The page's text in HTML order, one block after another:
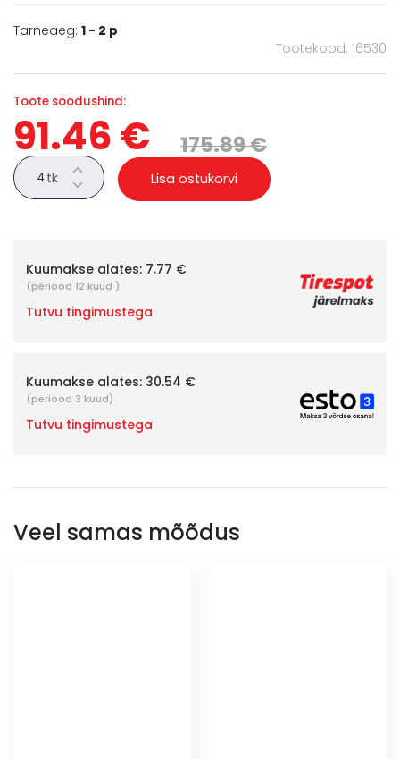
Tarneaeg: 1 - 2 p
Tootekood: 16530
Toote soodushind:
91.46 € 175.89 €
tk Lisa ostukorvi
Kuumakse alates: 7.77 €
(periood 12 kuud )
Tutvu tingimustega
Kuumakse alates: 30.54 €
(periood 3 kuud)
Tutvu tingimustega
Veel samas mõõdus